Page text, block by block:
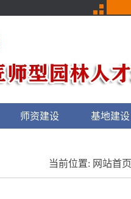
师资建设 基地建设
当前位置: 网站首页